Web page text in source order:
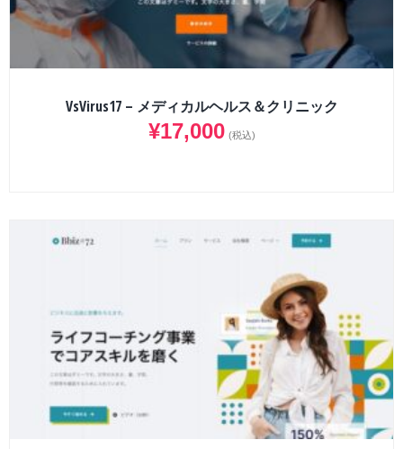
VsVirus17 – メディカルヘルス＆クリニック
¥17,000 (税込)